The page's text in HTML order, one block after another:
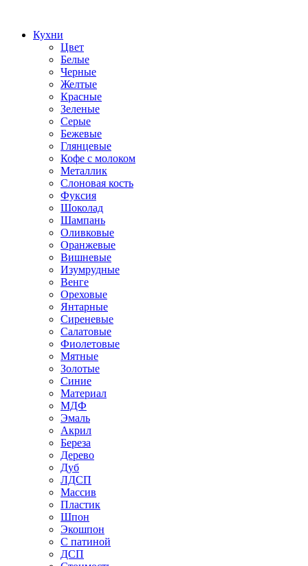
Кухни
Цвет
Белые
Черные
Желтые
Красные
Зеленые
Серые
Бежевые
Глянцевые
Кофе с молоком
Металлик
Слоновая кость
Фуксия
Шоколад
Шампань
Оливковые
Оранжевые
Вишневые
Изумрудные
Венге
Ореховые
Янтарные
Сиреневые
Салатовые
Фиолетовые
Мятные
Золотые
Синие
Материал
МДФ
Эмаль
Акрил
Береза
Дерево
Дуб
ЛДСП
Массив
Пластик
Шпон
Экошпон
С патиной
ДСП